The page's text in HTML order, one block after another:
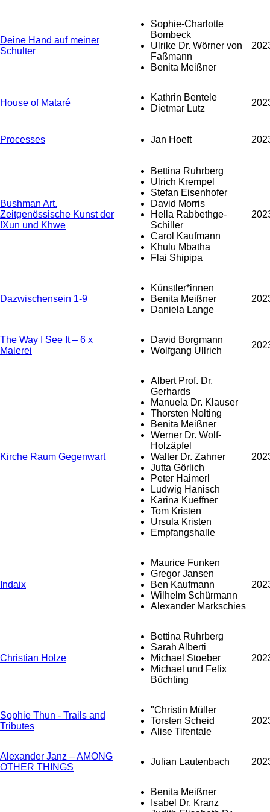
Deine Hand auf meiner
Schulter
Sophie-Charlotte
Bombeck
Ulrike Dr. Wörner von
Faßmann
Benita Meißner
House of Mataré
Kathrin Bentele
Dietmar Lutz
Processes Jan Hoeft
Bushman Art.
Zeitgenössische Kunst der
!Xun und Khwe
Bettina Ruhrberg
Ulrich Krempel
Stefan Eisenhofer
David Morris
Hella Rabbethge-
Schiller
Carol Kaufmann
Khulu Mbatha
Flai Shipipa
Dazwischensein 1-9
Künstler*innen
Benita Meißner
Daniela Lange
The Way I See It – 6 x
Malerei
David Borgmann
Wolfgang Ullrich
Kirche Raum Gegenwart
Albert Prof. Dr.
Gerhards
Manuela Dr. Klauser
Thorsten Nolting
Benita Meißner
Werner Dr. Wolf-
Holzäpfel
Walter Dr. Zahner
Jutta Görlich
Peter Haimerl
Ludwig Hanisch
Karina Kueffner
Tom Kristen
Ursula Kristen
Empfangshalle
Indaix
Maurice Funken
Gregor Jansen
Ben Kaufmann
Wilhelm Schürmann
Alexander Markschies
Christian Holze
Bettina Ruhrberg
Sarah Alberti
Michael Stoeber
Michael und Felix
Büchting
Sophie Thun - Trails and
Tributes
"Christin Müller
Torsten Scheid
Alise Tifentale
Alexander Janz – AMONG
OTHER THINGS
Julian Lautenbach
Benita Meißner
Isabel Dr. Kranz